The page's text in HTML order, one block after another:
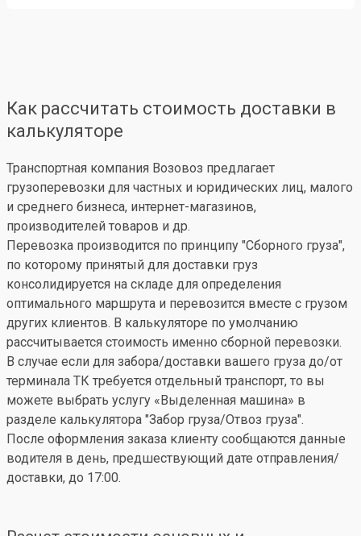
Как рассчитать стоимость доставки в
калькуляторе
Транспортная компания Возовоз предлагает
грузоперевозки для частных и юридических лиц, малого
и среднего бизнеса, интернет-магазинов,
производителей товаров и др.
Перевозка производится по принципу "Сборного груза",
по которому принятый для доставки груз
консолидируется на складе для определения
оптимального маршрута и перевозится вместе с грузом
других клиентов. В калькуляторе по умолчанию
рассчитывается стоимость именно сборной перевозки.
В случае если для забора/доставки вашего груза до/от
терминала ТК требуется отдельный транспорт, то вы
можете выбрать услугу «Выделенная машина» в
разделе калькулятора "Забор груза/Отвоз груза".
После оформления заказа клиенту сообщаются данные
водителя в день, предшествующий дате отправления/
доставки, до 17:00.